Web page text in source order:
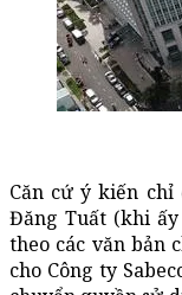
Căn cứ ý kiến chỉ
Đăng Tuất (khi ấy
theo các văn bản
cho Công ty